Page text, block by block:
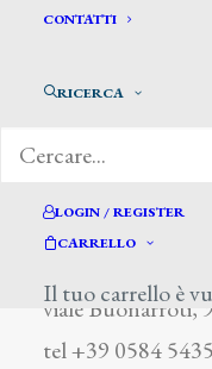
CONTATTI
RICERCA
LOGIN / REGISTER
CARRELLO
Il tuo carrello è
viale Buonarroti,
tel +39 0584